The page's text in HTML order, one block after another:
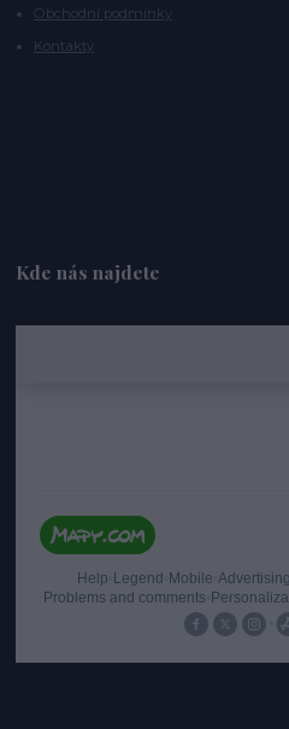
Obchodní podmínky
Kontakty
Kde nás najdete